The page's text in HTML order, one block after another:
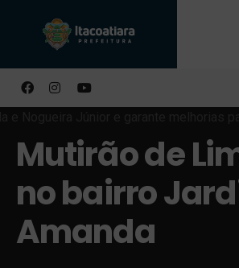
Mutirão de
no bairro
Amanda
Buscar